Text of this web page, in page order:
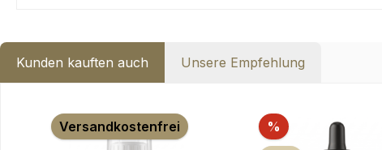
Kunden kauften auch Unsere Empfehlung
Versandkostenfrei
% Rabatt